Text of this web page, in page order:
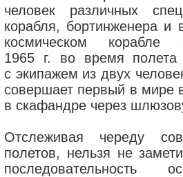
человек различных
корабля, бортинженера
космическом
1965 г. во время полета
с экипажем из двух
совершает первый в мире
в скафандре через
Отслеживая череду
полетов, нельзя не
последовательность